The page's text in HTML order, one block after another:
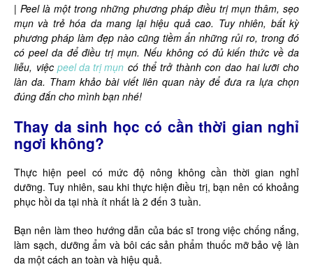
| Peel là một trong những phương pháp điều trị mụn thâm, sẹo
mụn và trẻ hóa da mang lại hiệu quả cao. Tuy nhiên, bất kỳ
phương pháp làm đẹp nào cũng tiềm ẩn những rủi ro, trong đó
có peel da để điều trị mụn. Nếu không có đủ kiến thức về da
liễu, việcpeel da trị mụn có thể trở thành con dao hai lưỡi cho
làn da. Tham khảo bài viết liên quan này để đưa ra lựa chọn
đúng đắn cho mình bạn nhé!
Thay da sinh học có cần thời gian nghỉ
ngơi không?
Thực hiện peel có mức độ nông không cần thời gian nghỉ
dưỡng. Tuy nhiên, sau khi thực hiện điều trị, bạn nên có khoảng
phục hồi da tại nhà ít nhất là 2 đến 3 tuần.
Bạn nên làm theo hướng dẫn của bác sĩ trong việc chống nắng,
làm sạch, dưỡng ẩm và bôi các sản phẩm thuốc mỡ bảo vệ làn
da một cách an toàn và hiệu quả.